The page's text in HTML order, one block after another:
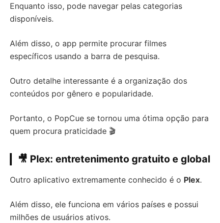
Enquanto isso, pode navegar pelas categorias
disponíveis.
Além disso, o app permite procurar filmes
específicos usando a barra de pesquisa.
Outro detalhe interessante é a organização dos
conteúdos por gênero e popularidade.
Portanto, o PopCue se tornou uma ótima opção para
quem procura praticidade 🎬
🎥 Plex: entretenimento gratuito e global
Outro aplicativo extremamente conhecido é o Plex.
Além disso, ele funciona em vários países e possui
milhões de usuários ativos.